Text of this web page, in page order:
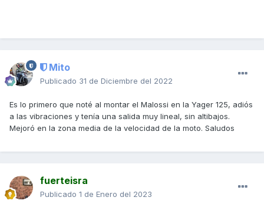
Mito
Publicado 31 de Diciembre del 2022
Es lo primero que noté al montar el Malossi en la Yager 125, adiós
a las vibraciones y tenía una salida muy lineal, sin altibajos.
Mejoró en la zona media de la velocidad de la moto. Saludos
fuerteisra
Publicado 1 de Enero del 2023